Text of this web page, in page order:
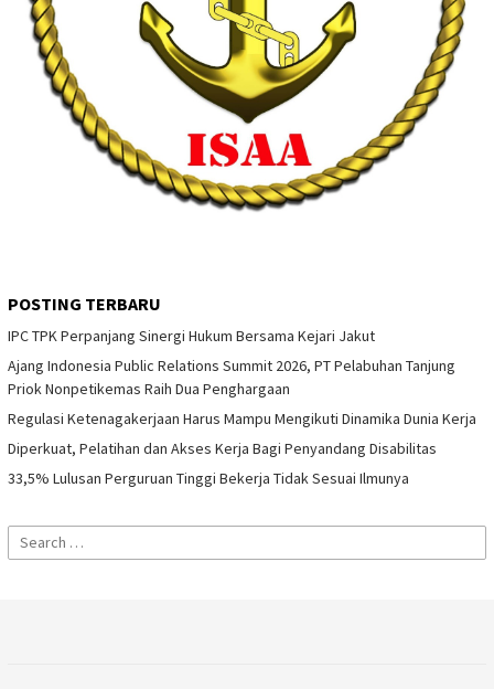
POSTING TERBARU
IPC TPK Perpanjang Sinergi Hukum Bersama Kejari Jakut
Ajang Indonesia Public Relations Summit 2026, PT Pelabuhan Tanjung
Priok Nonpetikemas Raih Dua Penghargaan
Regulasi Ketenagakerjaan Harus Mampu Mengikuti Dinamika Dunia Kerja
Diperkuat, Pelatihan dan Akses Kerja Bagi Penyandang Disabilitas
33,5% Lulusan Perguruan Tinggi Bekerja Tidak Sesuai Ilmunya
Search
for: